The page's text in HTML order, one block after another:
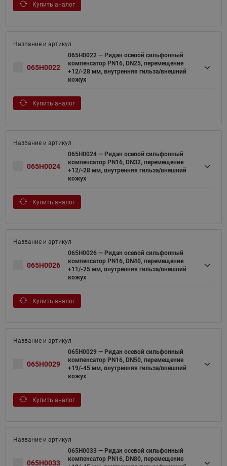
Купить аналог
065H0022
065H0022 — Ридан осевой сильфонный
компенсатор PN16, DN25, перемещение
+12/-28 мм, внутренняя гильза/внешний
кожух
Купить аналог
065H0024
065H0024 — Ридан осевой сильфонный
компенсатор PN16, DN32, перемещение
+12/-28 мм, внутренняя гильза/внешний
кожух
Купить аналог
065H0026
065H0026 — Ридан осевой сильфонный
компенсатор PN16, DN40, перемещение
+11/-25 мм, внутренняя гильза/внешний
кожух
Купить аналог
065H0029
065H0029 — Ридан осевой сильфонный
компенсатор PN16, DN50, перемещение
+19/-45 мм, внутренняя гильза/внешний
кожух
Купить аналог
065H0033
065H0033 — Ридан осевой сильфонный
компенсатор PN16, DN80, перемещение